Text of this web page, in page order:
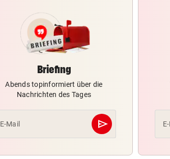
Briefing
Abends topinformiert über die
Nachrichten des Tages
E-Mail send
Abschicken